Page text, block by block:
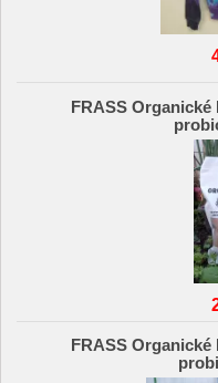
FRASS
FRASS